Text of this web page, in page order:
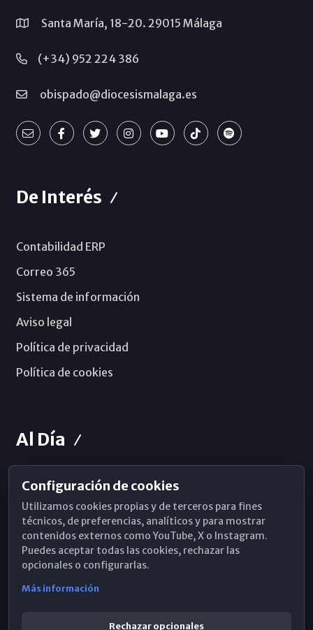
Santa María, 18-20. 29015 Málaga
(+34) 952 224 386
obispado@diocesismalaga.es
De Interés
Contabilidad ERP
Correo 365
Sistema de información
Aviso legal
Política de privacidad
Política de cookies
Al Día
Horarios de Misa
Hemeroteca
WhatsApp
Configuración de cookies
Utilizamos cookies propias y de terceros para fines
técnicos, de preferencias, analíticos y para mostrar
contenidos externos como YouTube, X o Instagram.
Puedes aceptar todas las cookies, rechazar las
opcionales o configurarlas.
Más información
Rechazar opcionales